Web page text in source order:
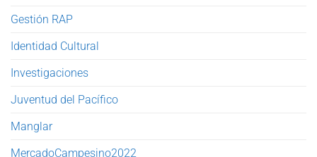
Gestión RAP
Identidad Cultural
Investigaciones
Juventud del Pacífico
Manglar
MercadoCampesino2022